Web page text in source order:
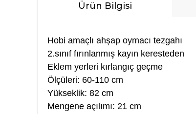
Ürün Bilgisi
Hobi amaçlı ahşap oymacı tezgahı
2.sınıf fırınlanmış kayın keresteden
Eklem yerleri kırlangıç geçme
Ölçüleri: 60-110 cm
Yükseklik: 82 cm
Mengene açılımı: 21 cm